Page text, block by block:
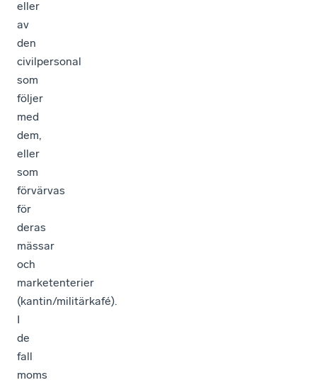
eller
av
den
civilpersonal
som
följer
med
dem,
eller
som
förvärvas
för
deras
mässar
och
marketenterier
(kantin/militärkafé).
I
de
fall
moms